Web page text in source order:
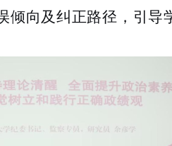
倾向及纠正路径，引导